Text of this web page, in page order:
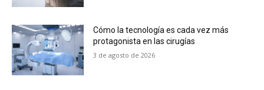
Cómo la tecnología es cada vez más
protagonista en las cirugías
3 de agosto de 2026